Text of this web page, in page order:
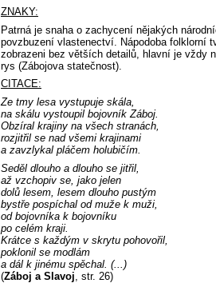
ZNAKY:
Patrná je snaha o zachycení nějakých
povzbuzení vlastenectví. Nápodoba folklorní
zobrazeni bez větších detailů, hlavní je vždy
rys (Zábojova statečnost).
CITACE:
Ze tmy lesa vystupuje skála,
na skálu vystoupil bojovník Záboj.
Obzíral krajiny na všech stranách,
rozjitřil se nad všemi krajinami
a zavzlykal pláčem holubičím.
Seděl dlouho a dlouho se jitřil,
až vzchopiv se, jako jelen
dolů lesem, lesem dlouho pustým
bystře pospíchal od muže k muži,
od bojovníka k bojovníku
po celém kraji.
Krátce s každým v skrytu pohovořil,
poklonil se modlám
a dál k jinému spěchal. (...)
(Záboj a Slavoj , str. 26)